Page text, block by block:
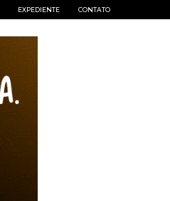
EXPEDIENTE CONTATO